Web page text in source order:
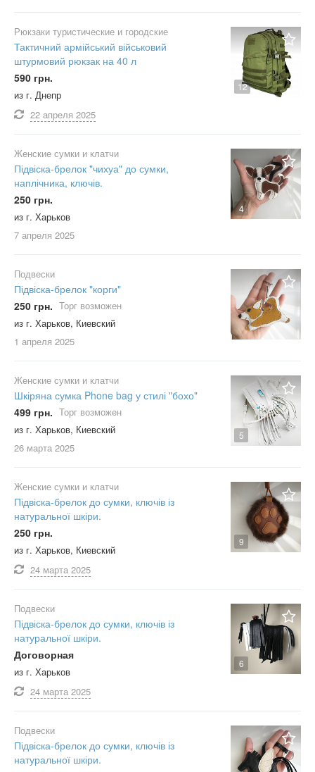
12
Рюкзаки туристические и городские
Тактичний армійський військовий
штурмовий рюкзак на 40 л
590 грн.
из г. Днепр
22 апреля 2025
4
Женские сумки и клатчи
Підвіска-брелок "чихуа" до сумки,
наплічника, ключів.
250 грн.
из г. Харьков
7 апреля 2025
Подвески
Підвіска-брелок "корги"
250 грн. Торг возможен
из г. Харьков, Киевский
1 апреля 2025
5
Женские сумки и клатчи
Шкіряна сумка Phone bag у стилі "бохо"
499 грн. Торг возможен
из г. Харьков, Киевский
26 марта 2025
9
Женские сумки и клатчи
Підвіска-брелок до сумки, ключів із
натуральної шкіри.
250 грн.
из г. Харьков, Киевский
24 марта 2025
6
Подвески
Підвіска-брелок до сумки, ключів із
натуральної шкіри.
Договорная
из г. Харьков
24 марта 2025
Подвески
Підвіска-брелок до сумки, ключів із
натуральної шкіри.